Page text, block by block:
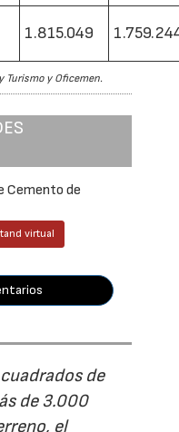
1.815.049
y Oficemen.
Cemento de
virtual
de
de 3.000
el